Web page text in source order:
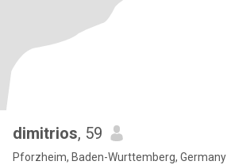
dimitrios, 59
Pforzheim, Baden-Wurttemberg, Germany